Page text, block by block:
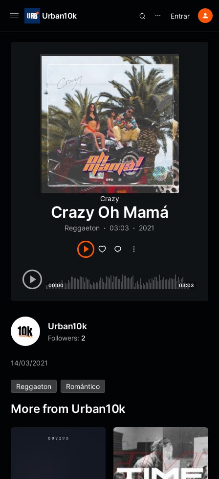
Urban10k ⋯ Entrar
Crazy
Crazy Oh Mamá
Reggaeton 03:03 2021
00:00 03:03
Urban10k
Followers: 2
14/03/2021
Reggaeton Romántico
More from Urban10k